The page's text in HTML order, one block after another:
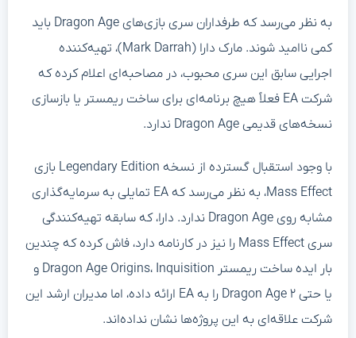
به نظر می‌رسد که طرفداران سری بازی‌های Dragon Age باید
کمی ناامید شوند. مارک دارا (Mark Darrah)، تهیه‌کننده
اجرایی سابق این سری محبوب، در مصاحبه‌ای اعلام کرده که
شرکت EA فعلاً هیچ برنامه‌ای برای ساخت ریمستر یا بازسازی
نسخه‌های قدیمی Dragon Age ندارد.
با وجود استقبال گسترده از نسخه Legendary Edition بازی
Mass Effect، به نظر می‌رسد که EA تمایلی به سرمایه‌گذاری
مشابه روی Dragon Age ندارد. دارا، که سابقه تهیه‌کنندگی
سری Mass Effect را نیز در کارنامه دارد، فاش کرده که چندین
بار ایده ساخت ریمستر Dragon Age Origins، Inquisition و
یا حتی Dragon Age ۲ را به EA ارائه داده، اما مدیران ارشد این
شرکت علاقه‌ای به این پروژه‌ها نشان نداده‌اند.